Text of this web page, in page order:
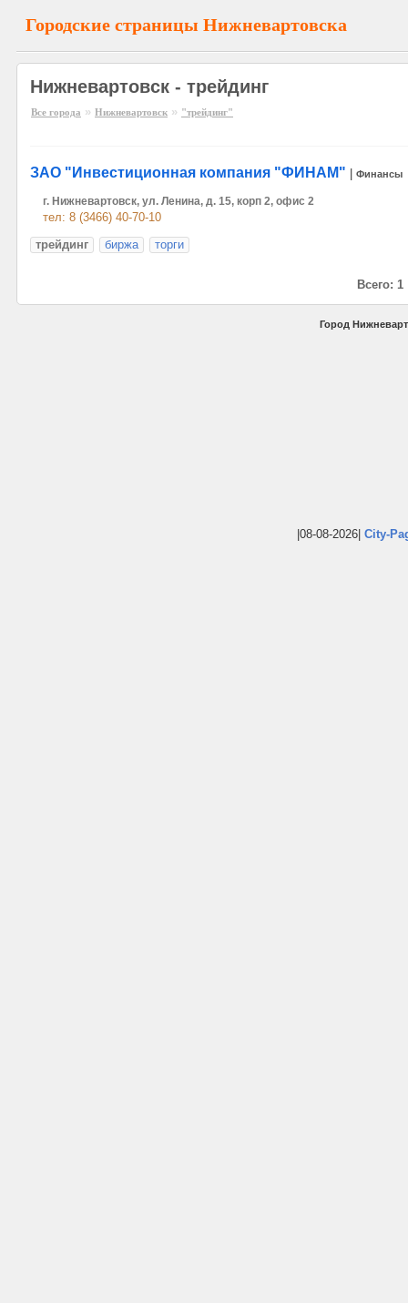
Городские страницы Нижневартовска
Нижневартовск - трейдинг
Все города » Нижневартовск » "трейдинг"
ЗАО "Инвестиционная компания "ФИНАМ" Финансы
г. Нижневартовск, ул. Ленина, д. 15, корп 2, офис 2
тел: 8 (3466) 40-70-10
трейдинг
биржа торги
Всего: 1
Город
|08-08-2026| City-